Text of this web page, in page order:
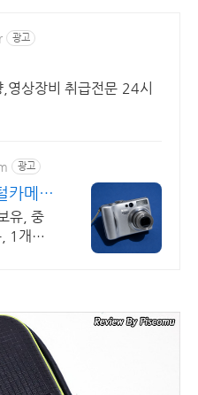
광고
상장비 취급전문 24시
광고
카메라
유, 중
1개월